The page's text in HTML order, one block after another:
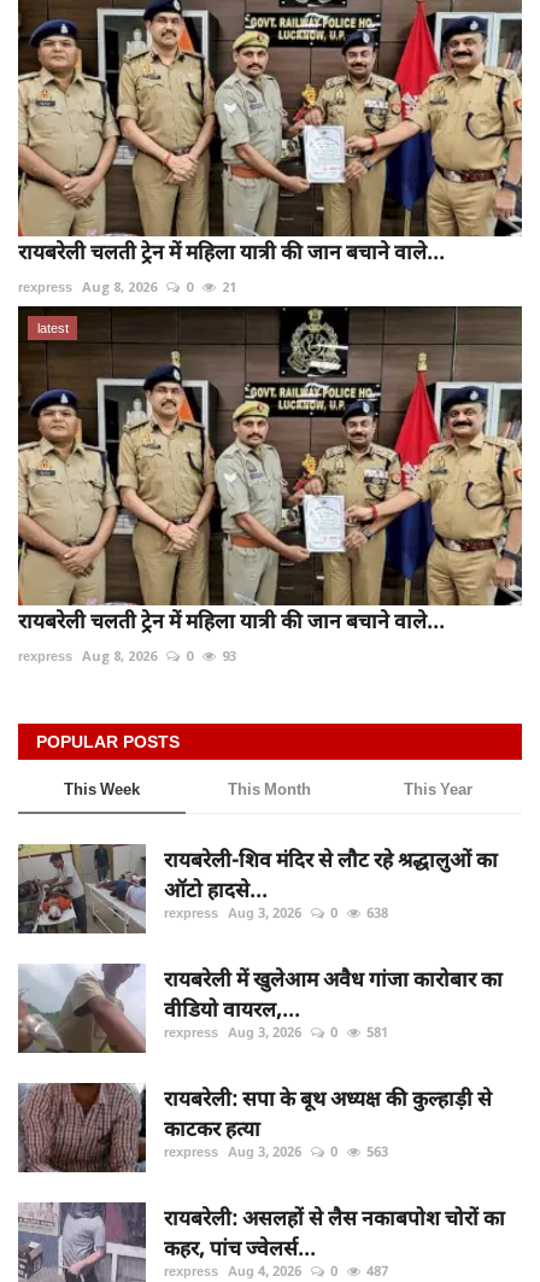
रायबरेली चलती ट्रेन में महिला यात्री की जान बचाने वाले...
rexpress Aug 8, 2026 0 21
latest
रायबरेली चलती ट्रेन में महिला यात्री की जान बचाने वाले...
rexpress Aug 8, 2026 0 93
POPULAR POSTS
This Week This Month This Year
रायबरेली-शिव मंदिर से लौट रहे श्रद्धालुओं का
ऑटो हादसे...
rexpress Aug 3, 2026 0 638
रायबरेली में खुलेआम अवैध गांजा कारोबार का
वीडियो वायरल,...
rexpress Aug 3, 2026 0 581
रायबरेली: सपा के बूथ अध्यक्ष की कुल्हाड़ी से
काटकर हत्या
rexpress Aug 3, 2026 0 563
रायबरेली: असलहों से लैस नकाबपोश चोरों का
कहर, पांच ज्वेलर्स...
rexpress Aug 4, 2026 0 487